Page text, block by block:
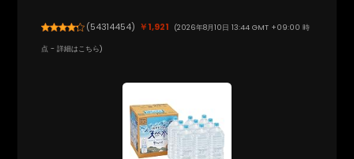
(54314454) ￥1,921 (2026年8月10日 13:44 GMT +09:00 時
点 -詳細はこちら)